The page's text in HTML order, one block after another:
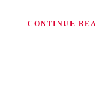
CONTINUE